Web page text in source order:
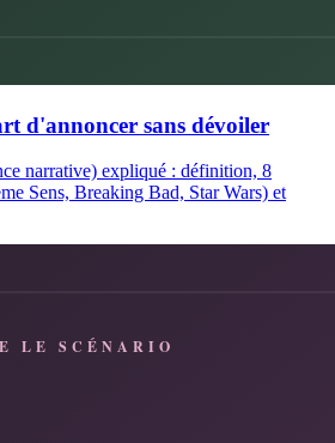
d'annoncer sans dévoiler
narrative) expliqué : définition, 8
Sens, Breaking Bad, Star Wars) et